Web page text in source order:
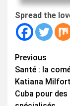
Spread the
Continue
Reading
Previous
Santé : la
Katiana
Cuba pour